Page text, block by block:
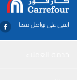
ابقى على تواصل معنا